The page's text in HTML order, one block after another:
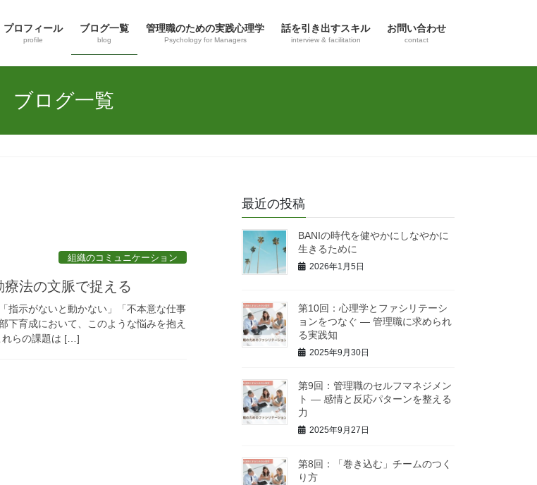
プロフィール
profile
ブログ一覧
blog
管理職のための実践心理学
Psychology for Managers
話を引き出すスキル
interview & facilitation
お問い合わせ
contact
ブログ一覧
組織のコミュニケーション
法の文脈で捉える
指示がないと動かない」「不本意な仕事
育成において、このような悩みを抱え
れらの課題は […]
最近の投稿
BANIの時代を健やかにしなやかに
生きるために
2026年1月5日
第10回：心理学とファシリテーシ
ョンをつなぐ ― 管理職に求められ
る実践知
2025年9月30日
第9回：管理職のセルフマネジメン
ト ― 感情と反応パターンを整える
力
2025年9月27日
第8回：「巻き込む」チームのつく
り方